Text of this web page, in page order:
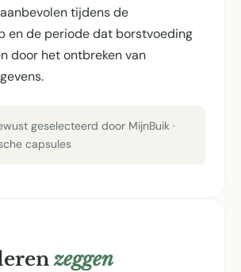
tijdens de
en de periode dat borstvoeding
door het ontbreken van
geselecteerd door MijnBuik ·
capsules
zeggen